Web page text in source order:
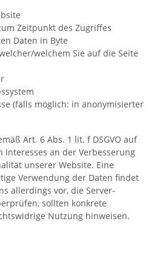
Zeitpunkt des Zugriffes
Daten in Byte
welchem Sie auf die Seite
(falls möglich: in anonymisierter
Art. 6 Abs. 1 lit. f DSGVO auf
Interesses an der Verbesserung
unserer Website. Eine
Verwendung der Daten findet
allerdings vor, die Server-
sollten konkrete
Nutzung hinweisen.